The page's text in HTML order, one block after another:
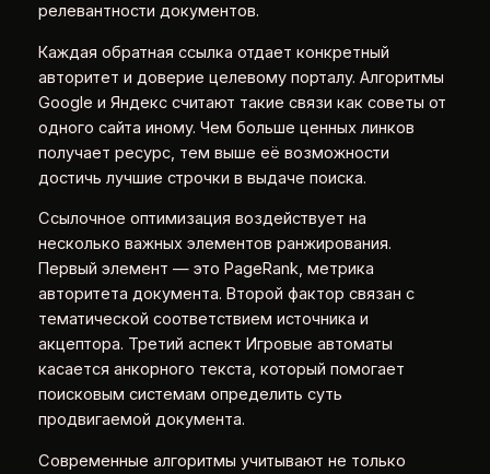
релевантности документов.
Каждая обратная ссылка отдает конкретный
авторитет и доверие целевому порталу. Алгоритмы
Google и Яндекс считают такие связи как советы от
одного сайта иному. Чем больше ценных линков
получает ресурс, тем выше её возможности
достичь лучшие строчки в выдаче поиска.
Ссылочное оптимизация воздействует на
несколько важных элементов ранжирования.
Первый элемент — это PageRank, метрика
авторитета документа. Второй фактор связан с
тематической соответствием источника и
акцептора. Третий аспект Игровые автоматы
касается анкорного текста, который помогает
поисковым системам определить суть
продвигаемой документа.
Современные алгоритмы учитывают не только